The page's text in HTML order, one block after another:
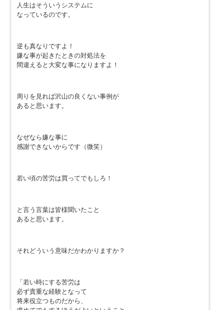
人生はそういうシステムに
なっているのです。
逆も真なりですよ！
嫌な事が起きたときの対処法を
間違えると大変な事になりますよ！
周りを見れば沢山の良くない事例が
あると思います。
なぜなら嫌な事に
感謝できないからです（微笑）
若い頃の苦労は買ってでもしろ！
と言う言葉は皆様聞いたこと
あると思います。
それどういう意味だかわかりますか？
「若い時にする苦労は
必ず貴重な経験となって
将来役立つものだから、